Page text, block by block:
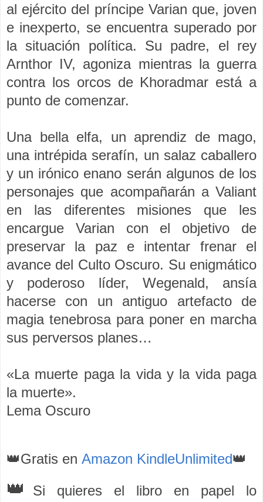
al ejército del príncipe Varian que, joven
e inexperto, se encuentra superado por
la situación política. Su padre, el rey
Arnthor IV, agoniza mientras la guerra
contra los orcos de Khoradmar está a
punto de comenzar.
Una bella elfa, un aprendiz de mago,
una intrépida serafín, un salaz caballero
y un irónico enano serán algunos de los
personajes que acompañarán a Valiant
en las diferentes misiones que les
encargue Varian con el objetivo de
preservar la paz e intentar frenar el
avance del Culto Oscuro. Su enigmático
y poderoso líder, Wegenald, ansía
hacerse con un antiguo artefacto de
magia tenebrosa para poner en marcha
sus perversos planes…
«La muerte paga la vida y la vida paga
la muerte».
Lema Oscuro
👑Gratis en Amazon KindleUnlimited👑
👑
Si quieres el libro en papel lo